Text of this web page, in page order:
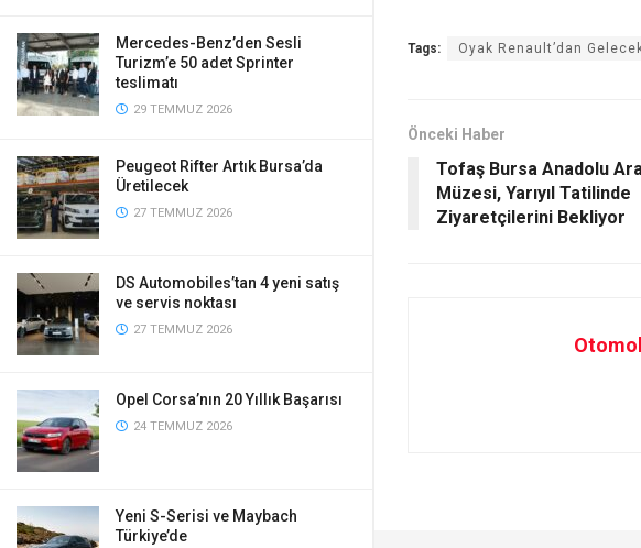
Mercedes-Benz’den Sesli
Turizm’e 50 adet Sprinter
teslimatı
29 TEMMUZ 2026
Peugeot Rifter Artık Bursa’da
Üretilecek
27 TEMMUZ 2026
DS Automobiles’tan 4 yeni satış
ve servis noktası
27 TEMMUZ 2026
Opel Corsa’nın 20 Yıllık Başarısı
24 TEMMUZ 2026
Yeni S-Serisi ve Maybach
Türkiye’de
Tags: Oyak Renault’dan
Önceki Haber
Tofaş Bursa Anadolu
Müzesi, Yarıyıl Tatilinde
Ziyaretçilerini Bekliyor